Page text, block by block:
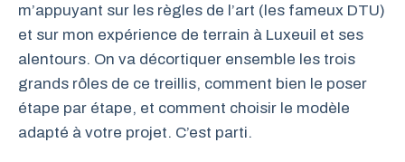
m’appuyant sur les règles de l’art (les fameux DTU)
et sur mon expérience de terrain à Luxeuil et ses
alentours. On va décortiquer ensemble les trois
grands rôles de ce treillis, comment bien le poser
étape par étape, et comment choisir le modèle
adapté à votre projet. C’est parti.